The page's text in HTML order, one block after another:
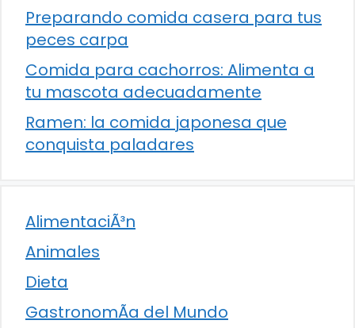
Preparando comida casera para tus
peces carpa
Comida para cachorros: Alimenta a
tu mascota adecuadamente
Ramen: la comida japonesa que
conquista paladares
AlimentaciÃ³n
Animales
Dieta
GastronomÃ­a del Mundo